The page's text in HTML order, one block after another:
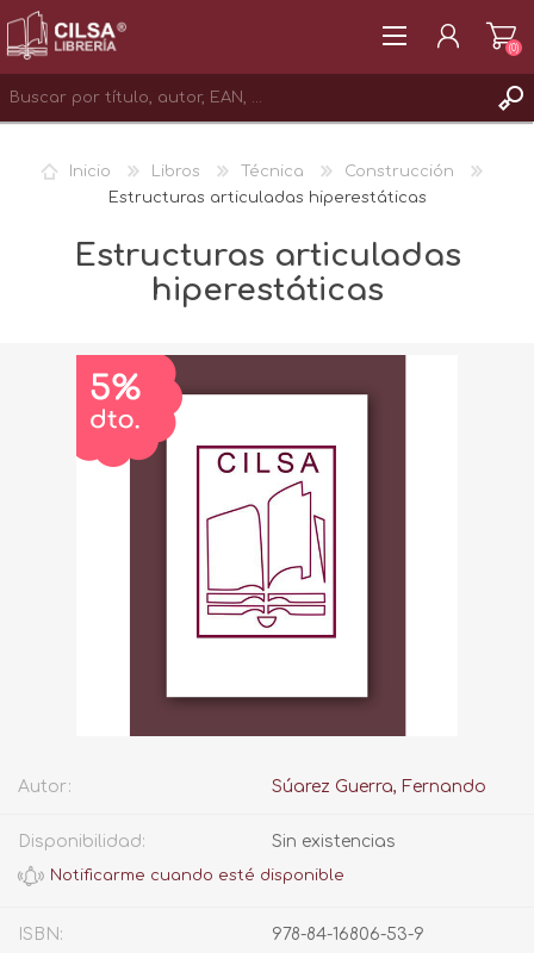
INICIAR SESIÓN
(0)
Inicio Libros Técnica
Construcción
Estructuras articuladas hiperestáticas
Estructuras articuladas
hiperestáticas
Autor: Súarez Guerra, Fernando
Disponibilidad: Sin existencias
ISBN: 978-84-16806-53-9